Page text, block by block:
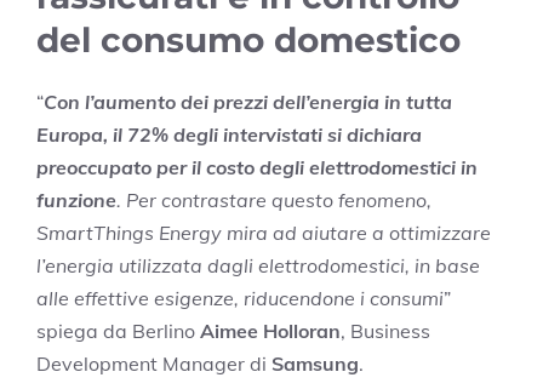
del consumo domestico
“Con l’aumento dei prezzi dell’energia in tutta
Europa, il 72% degli intervistati si dichiara
preoccupato per il costo degli elettrodomestici in
funzione. Per contrastare questo fenomeno,
SmartThings Energy mira ad aiutare a ottimizzare
l’energia utilizzata dagli elettrodomestici, in base
alle effettive esigenze, riducendone i consumi”
spiega da Berlino Aimee Holloran, Business
Development Manager di Samsung.